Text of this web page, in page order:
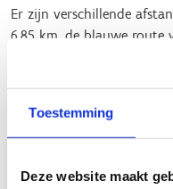
Toestemming
Deze website maakt
Er zijn verschillende
6,85 km, de blauwe route
De paden zijn goed
voor een veilige en
je ook wandelen en
drukte van het dagelijks